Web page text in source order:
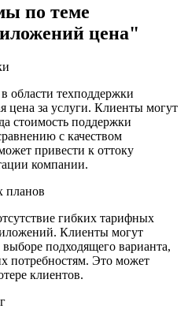
по теме
цена"
области техподдержки
цена за услуги. Клиенты могут
стоимость поддержки
с качеством
привести к оттоку
компании.
планов
гибких тарифных
Клиенты могут
подходящего варианта,
потребностям. Это может
клиентов.